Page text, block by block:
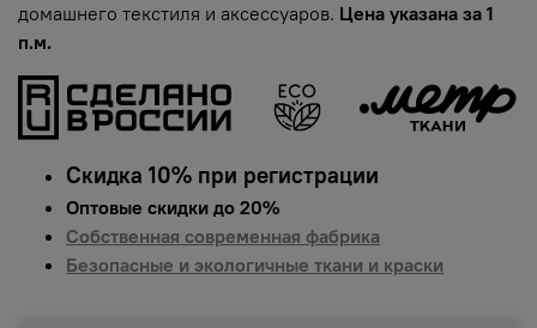
домашнего текстиля и аксессуаров. Цена указана за 1
п.м.
Скидка 10% при регистрации
Оптовые скидки до 20%
Собственная современная фабрика
Безопасные и экологичные ткани и краски